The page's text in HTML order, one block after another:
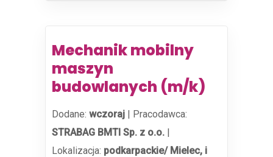
Mechanik mobilny
maszyn
budowlanych (m/k)
Dodane: wczoraj | Pracodawca:
STRABAG BMTI Sp. z o.o. |
Lokalizacja: podkarpackie/ Mielec, i